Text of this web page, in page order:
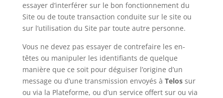
essayer d’interférer sur le bon fonctionnement du
Site ou de toute transaction conduite sur le site ou
sur l’utilisation du Site par toute autre personne.
Vous ne devez pas essayer de contrefaire les en-
têtes ou manipuler les identifiants de quelque
manière que ce soit pour déguiser l’origine d’un
message ou d’une transmission envoyés à Telossur
ou via la Plateforme, ou d’un service offert sur ou via